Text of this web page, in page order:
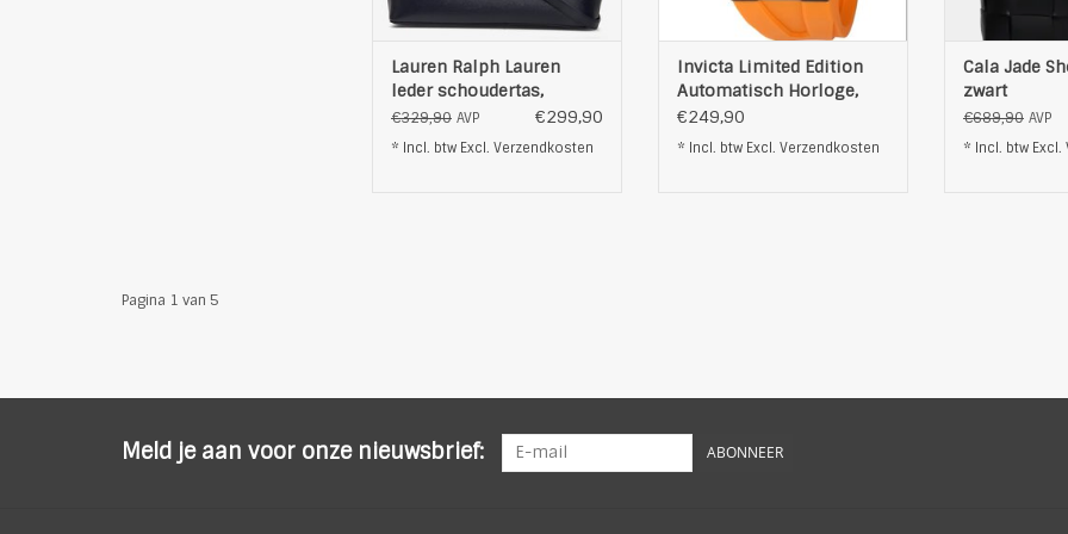
Lauren Ralph Lauren
leder schoudertas,
marineblauw
€329,90 AVP €299,90
* Incl. btw Excl. Verzendkosten
- Waterresistentie: het hor
TOEVOEGEN AAN WINKELWAGEN
Invicta Limited Edition
Automatisch Horloge,
orange
€249,90
* Incl. btw Excl. Verzendkosten
TOEVOEGEN
Cala Jade
zwart
€689,90 AVP
* Incl. btw Excl.
Pagina 1 van 5
Meld je aan voor onze nieuwsbrief: ABONNEER